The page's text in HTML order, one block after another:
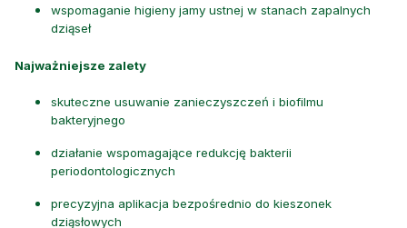
wspomaganie higieny jamy ustnej w stanach zapalnych
dziąseł
Najważniejsze zalety
skuteczne usuwanie zanieczyszczeń i biofilmu
bakteryjnego
działanie wspomagające redukcję bakterii
periodontologicznych
precyzyjna aplikacja bezpośrednio do kieszonek
dziąsłowych